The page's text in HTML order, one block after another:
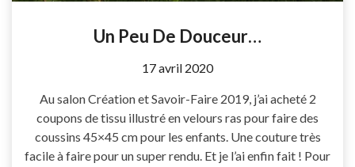
Un Peu De Douceur…
by
17 avril 2020
Au salon Création et Savoir-Faire 2019, j’ai acheté 2
coupons de tissu illustré en velours ras pour faire des
coussins 45×45 cm pour les enfants. Une couture très
facile à faire pour un super rendu. Et je l’ai enfin fait ! Pour